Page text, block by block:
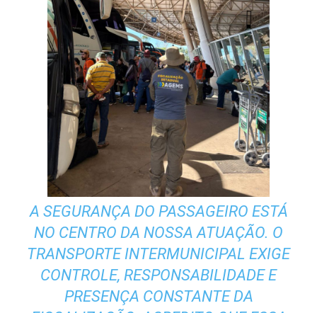
A SEGURANÇA DO PASSAGEIRO ESTÁ
NO CENTRO DA NOSSA ATUAÇÃO. O
TRANSPORTE INTERMUNICIPAL EXIGE
CONTROLE, RESPONSABILIDADE E
PRESENÇA CONSTANTE DA